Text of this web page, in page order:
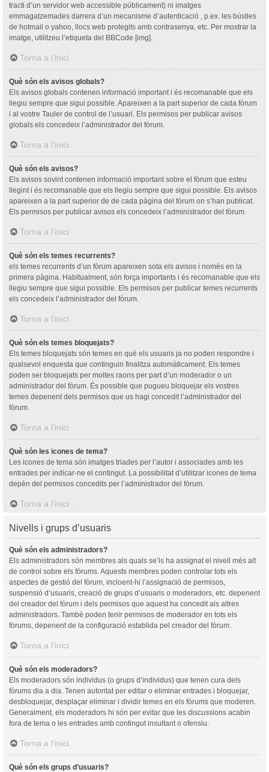
tracti d’un servidor web accessible públicament) ni imatges
emmagatzemades darrera d’un mecanisme d’autenticació , p.ex. les bústies
de hotmail o yahoo, llocs web protegits amb contrasenya, etc. Per mostrar la
imatge, utilitzeu l’etiqueta del BBCode [img].
Torna a l’inici
Què són els avisos globals?
Els avisos globals contenen informació important i és recomanable que els
llegiu sempre que sigui possible. Apareixen a la part superior de cada fòrum
i al vostre Tauler de control de l’usuari. Els permisos per publicar avisos
globals els concedeix l’administrador del fòrum.
Torna a l’inici
Què són els avisos?
Els avisos sovint contenen informació important sobre el fòrum que esteu
llegint i és recomanable que els llegiu sempre que sigui possible. Els avisos
apareixen a la part superior de de cada pàgina del fòrum on s’han publicat.
Els permisos per publicar avisos els concedeix l’administrador del fòrum.
Torna a l’inici
Què són els temes recurrents?
els temes recurrents d’un fòrum apareixen sota els avisos i només en la
primera pàgina. Habitualment, són força importants i és recomanable que els
llegiu sempre que sigui possible. Els permisos per publicar temes recurrents
els concedeix l’administrador del fòrum.
Torna a l’inici
Què són els temes bloquejats?
Els temes bloquejats són temes en què els usuaris ja no poden respondre i
qualsevol enquesta que continguin finalitza automàticament. Els temes
poden ser bloquejats per moltes raons per part d’un moderador o un
administrador del fòrum. És possible que pugueu bloquejar els vostres
temes depenent dels permisos que us hagi concedit l’administrador del
fòrum.
Torna a l’inici
Què són les icones de tema?
Les icones de tema són imatges triades per l’autor i associades amb les
entrades per indicar-ne el contingut. La possibilitat d’utilitzar icones de tema
depèn del permisos concedits per l’administrador del fòrum.
Torna a l’inici
Nivells i grups d’usuaris
Què són els administradors?
Els administradors són membres als quals se’ls ha assignat el nivell més alt
de control sobre els fòrums. Aquests membres poden controlar tots els
aspectes de gestió del fòrum, incloent-hi l’assignació de permisos,
suspensió d’usuaris, creació de grups d’usuaris o moderadors, etc. depenent
del creador del fòrum i dels permisos que aquest ha concedit als altres
administradors. També poden tenir permisos de moderador en tots els
fòrums, depenent de la configuració establida pel creador del fòrum.
Torna a l’inici
Què són els moderadors?
Els moderadors són individus (o grups d’individus) que tenen cura dels
fòrums dia a dia. Tenen autoritat per editar o eliminar entrades i bloquejar,
desbloquejar, desplaçar eliminar i dividir temes en els fòrums que moderen.
Generalment, els moderadors hi són per evitar que les discussions acabin
fora de tema o les entrades amb contingut insultant o ofensiu.
Torna a l’inici
Què són els grups d’usuaris?